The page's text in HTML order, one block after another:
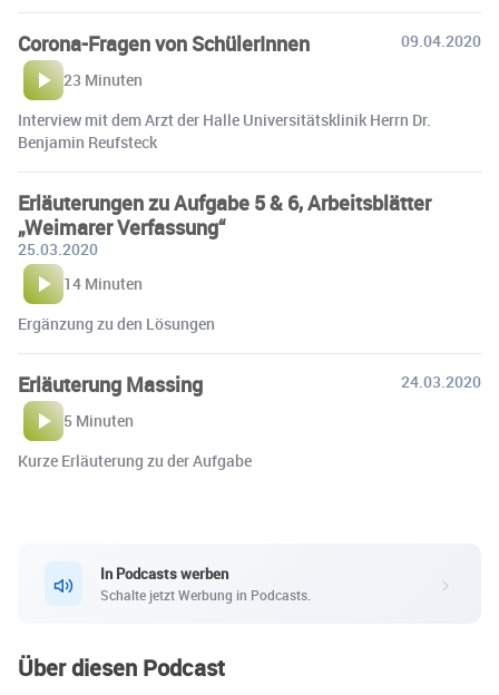
Corona-Fragen von SchülerInnen
09.04.2020
23 Minuten
Interview mit dem Arzt der Halle Universitätsklinik Herrn Dr.
Benjamin Reufsteck
Erläuterungen zu Aufgabe 5 & 6, Arbeitsblätter
„Weimarer Verfassung“
25.03.2020
14 Minuten
Ergänzung zu den Lösungen
Erläuterung Massing
24.03.2020
5 Minuten
Kurze Erläuterung zu der Aufgabe
In Podcasts werben
Schalte jetzt Werbung in Podcasts.
Über diesen Podcast